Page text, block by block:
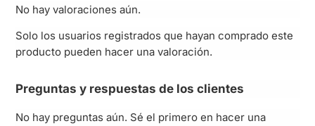
No hay valoraciones aún.
Solo los usuarios registrados que hayan comprado este
producto pueden hacer una valoración.
Preguntas y respuestas de los clientes
No hay preguntas aún. Sé el primero en hacer una